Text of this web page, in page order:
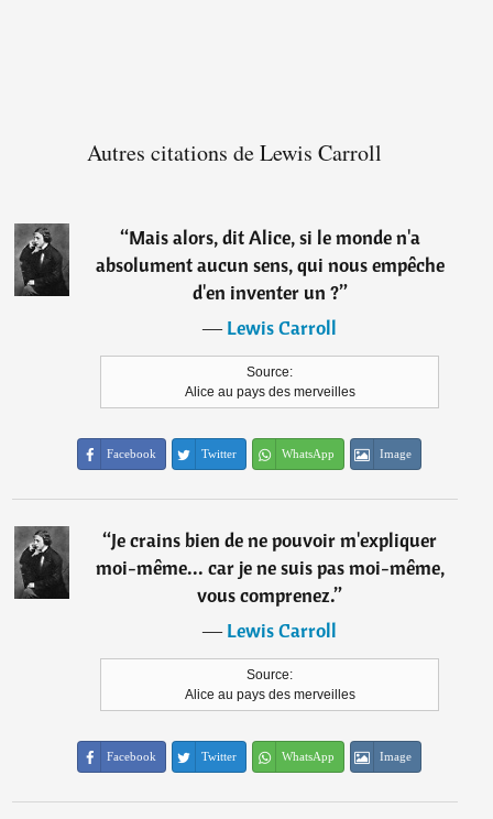
Autres citations de Lewis Carroll
“Mais alors, dit Alice, si le monde n'a
absolument aucun sens, qui nous empêche
d'en inventer un ?”
―Lewis Carroll
Source:
Alice au pays des merveilles
Facebook Twitter WhatsApp Image
“Je crains bien de ne pouvoir m'expliquer
moi-même... car je ne suis pas moi-même,
vous comprenez.”
―Lewis Carroll
Source:
Alice au pays des merveilles
Facebook Twitter WhatsApp Image